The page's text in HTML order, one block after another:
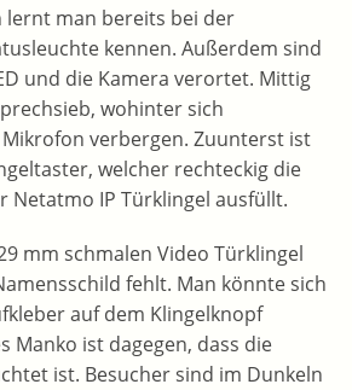
lernt man bereits bei der
kennen. Außerdem sind
und die Kamera verortet. Mittig
wohinter sich
verbergen. Zuunterst ist
welcher rechteckig die
Netatmo IP Türklingel ausfüllt.
mm schmalen Video Türklingel
fehlt. Man könnte sich
auf dem Klingelknopf
Manko ist dagegen, dass die
ist. Besucher sind im Dunkeln